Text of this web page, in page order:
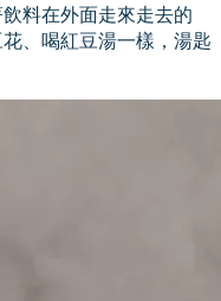
料在外面走來走去的
、喝紅豆湯一樣，湯匙